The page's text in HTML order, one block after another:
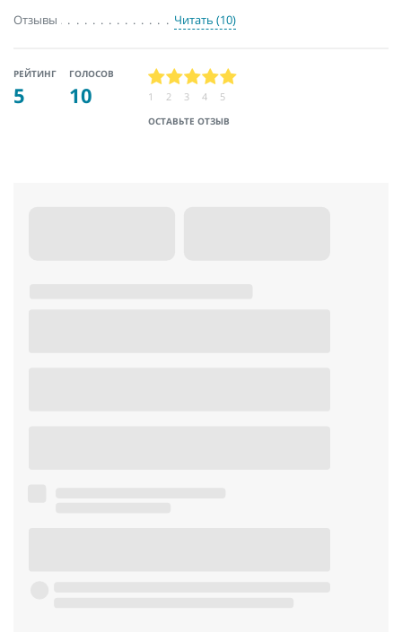
Отзывы
Читать (10)
РЕЙТИНГ
5
ГОЛОСОВ
10
ОСТАВЬТЕ ОТЗЫВ
1 2 3 4 5